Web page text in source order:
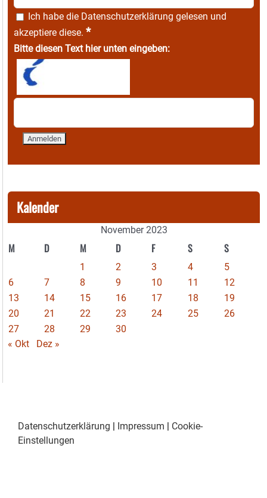
Ich habe die Datenschutzerklärung gelesen und
akzeptiere diese. *
Bitte diesen Text hier unten eingeben:
Kalender
November 2023
M D M D F S S
1 2 3 4
5
6
7 8 9 10 11
12
13
14 15 16 17 18
19
20
21 22 23 24 25
26
27
28 29
30
« Okt
Dez »
Datenschutzerklärung | Impressum | Cookie-
Einstellungen